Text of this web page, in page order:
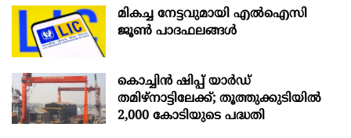
മികച്ച നേട്ടവുമായി എൽഐസി
ജൂൺ പാദഫലങ്ങൾ
കൊച്ചിന്‍ ഷിപ്പ് യാർഡ്
തമിഴ്നാട്ടിലേക്ക്; തൂത്തുക്കുടിയിൽ
2,000 കോടിയുടെ പദ്ധതി